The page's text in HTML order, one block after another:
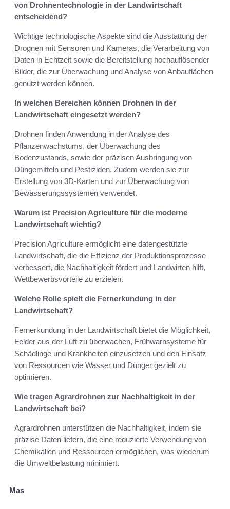
von Drohnentechnologie in der Landwirtschaft
entscheidend?
Wichtige technologische Aspekte sind die Ausstattung der
Drognen mit Sensoren und Kameras, die Verarbeitung von
Daten in Echtzeit sowie die Bereitstellung hochauflösender
Bilder, die zur Überwachung und Analyse von Anbauflächen
genutzt werden können.
In welchen Bereichen können Drohnen in der
Landwirtschaft eingesetzt werden?
Drohnen finden Anwendung in der Analyse des
Pflanzenwachstums, der Überwachung des
Bodenzustands, sowie der präzisen Ausbringung von
Düngemitteln und Pestiziden. Zudem werden sie zur
Erstellung von 3D-Karten und zur Überwachung von
Bewässerungssystemen verwendet.
Warum ist Precision Agriculture für die moderne
Landwirtschaft wichtig?
Precision Agriculture ermöglicht eine datengestützte
Landwirtschaft, die die Effizienz der Produktionsprozesse
verbessert, die Nachhaltigkeit fördert und Landwirten hilft,
Wettbewerbsvorteile zu erzielen.
Welche Rolle spielt die Fernerkundung in der
Landwirtschaft?
Fernerkundung in der Landwirtschaft bietet die Möglichkeit,
Felder aus der Luft zu überwachen, Frühwarnsysteme für
Schädlinge und Krankheiten einzusetzen und den Einsatz
von Ressourcen wie Wasser und Dünger gezielt zu
optimieren.
Wie tragen Agrardrohnen zur Nachhaltigkeit in der
Landwirtschaft bei?
Agrardrohnen unterstützen die Nachhaltigkeit, indem sie
präzise Daten liefern, die eine reduzierte Verwendung von
Chemikalien und Ressourcen ermöglichen, was wiederum
die Umweltbelastung minimiert.
Mas